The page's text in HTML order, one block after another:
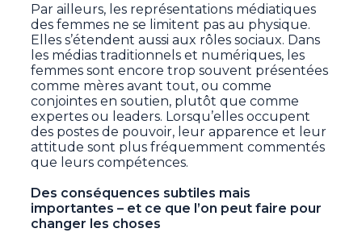
Par ailleurs, les représentations médiatiques
des femmes ne se limitent pas au physique.
Elles s’étendent aussi aux rôles sociaux. Dans
les médias traditionnels et numériques, les
femmes sont encore trop souvent présentées
comme mères avant tout, ou comme
conjointes en soutien, plutôt que comme
expertes ou leaders. Lorsqu’elles occupent
des postes de pouvoir, leur apparence et leur
attitude sont plus fréquemment commentés
que leurs compétences.
Des conséquences subtiles mais
importantes – et ce que l’on peut faire pour
changer les choses